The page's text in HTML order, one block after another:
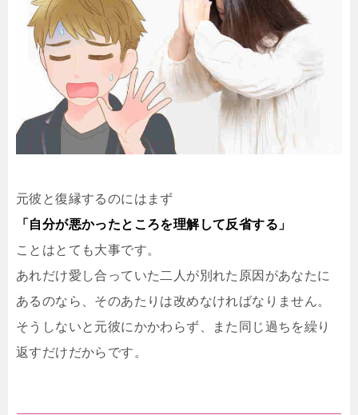
元彼と復縁するのにはまず
「自分が悪かったところを理解して反省する」
ことはとても大事です。
あれだけ愛し合っていた二人が別れた原因があなたに
あるのなら、そのあたりは改めなければなりません。
そうしないと元彼にかかわらず、また同じ過ちを繰り
返すだけだからです。